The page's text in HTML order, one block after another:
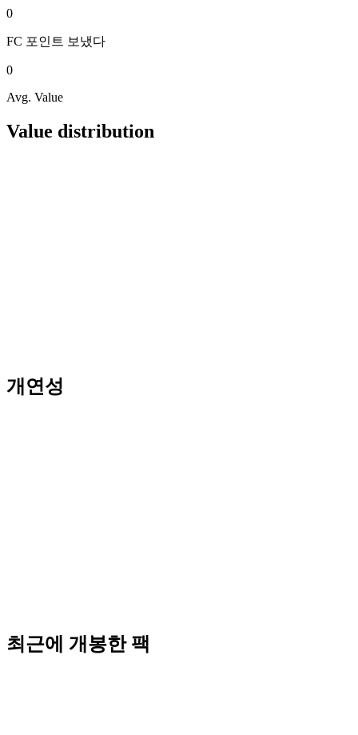
0
FC 포인트 보냈다
0
Avg. Value
Value distribution
개연성
최근에 개봉한 팩